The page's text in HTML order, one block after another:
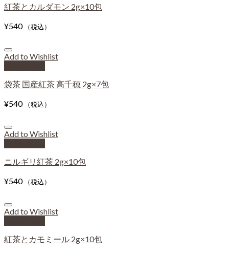
紅茶とカルダモン 2g×10包
¥540 （税込）
Add to Wishlist
袋茶 国産紅茶 高千穂 2g×7包
¥540 （税込）
Add to Wishlist
ニルギリ紅茶 2g×10包
¥540 （税込）
Add to Wishlist
紅茶とカモミール 2g×10包